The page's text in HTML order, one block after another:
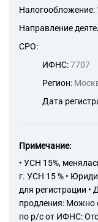
Налогообложение:
Направление
СРО:
ИФНС:7707
Регион:
Дата
Примечание:
• УСН 15%,
г. УСН 15 % •
для регистрации
продления: Можно
по р/с от ИФНС: